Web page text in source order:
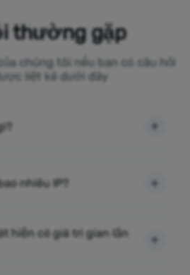
thường gặp
chúng tôi nếu bạn có câu hỏi
liệt kê dưới đây
nhiêu IP?
hiện có giá trị gian lận